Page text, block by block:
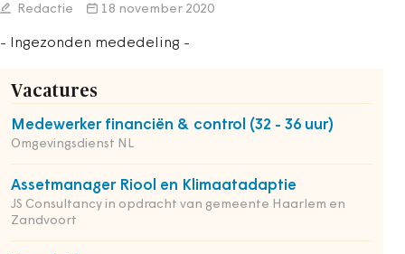
Redactie 18 november 2020
- Ingezonden mededeling -
Vacatures
Medewerker financiën & control (32 - 36 uur)
Omgevingsdienst NL
Assetmanager Riool en Klimaatadaptie
JS Consultancy in opdracht van gemeente Haarlem en
Zandvoort